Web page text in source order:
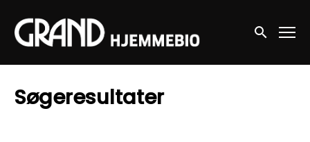
Accessibility Links
Søg nu
Søgeresultater